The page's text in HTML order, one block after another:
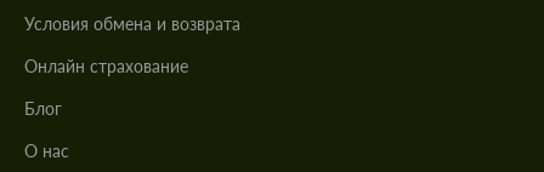
Условия обмена и возврата
Онлайн страхование
Блог
О нас